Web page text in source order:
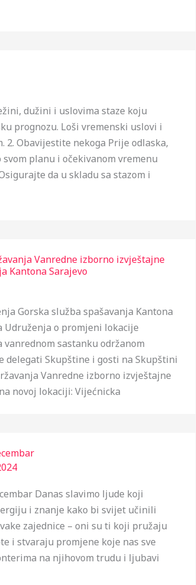
dužini i uslovima staze koju
prognozu. Loši vremenski uslovi i
Obavijestite nekoga Prije odlaska,
planu i očekivanom vremenu
da u skladu sa stazom i
Vanredne izborno izvještajne
Kantona Sarajevo
Gorska služba spašavanja Kantona
Udruženja o promjeni lokacije
sastanku održanom
delegati Skupštine i gosti na Skupštini
Vanredne izborno izvještajne
novoj lokaciji: Vijećnicka
Danas slavimo ljude koji
i znanje kako bi svijet učinili
zajednice – oni su ti koji pružaju
i stvaraju promjene koje nas sve
na njihovom trudu i ljubavi